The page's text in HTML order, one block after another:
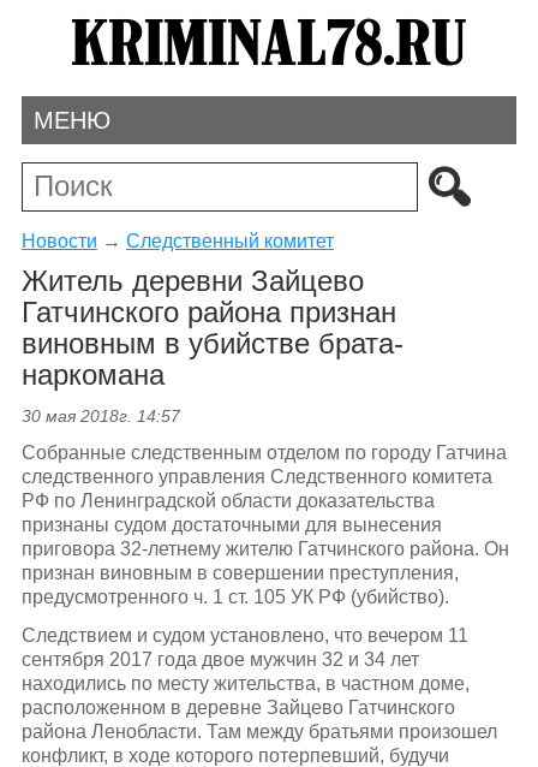
МЕНЮ
Новости → Следственный комитет
Житель деревни Зайцево
Гатчинского района признан
виновным в убийстве брата-
наркомана
30 мая 2018г. 14:57
Собранные следственным отделом по городу Гатчина
следственного управления Следственного комитета
РФ по Ленинградской области доказательства
признаны судом достаточными для вынесения
приговора 32-летнему жителю Гатчинского района. Он
признан виновным в совершении преступления,
предусмотренного ч. 1 ст. 105 УК РФ (убийство).
Следствием и судом установлено, что вечером 11
сентября 2017 года двое мужчин 32 и 34 лет
находились по месту жительства, в частном доме,
расположенном в деревне Зайцево Гатчинского
района Ленобласти. Там между братьями произошел
конфликт, в ходе которого потерпевший, будучи